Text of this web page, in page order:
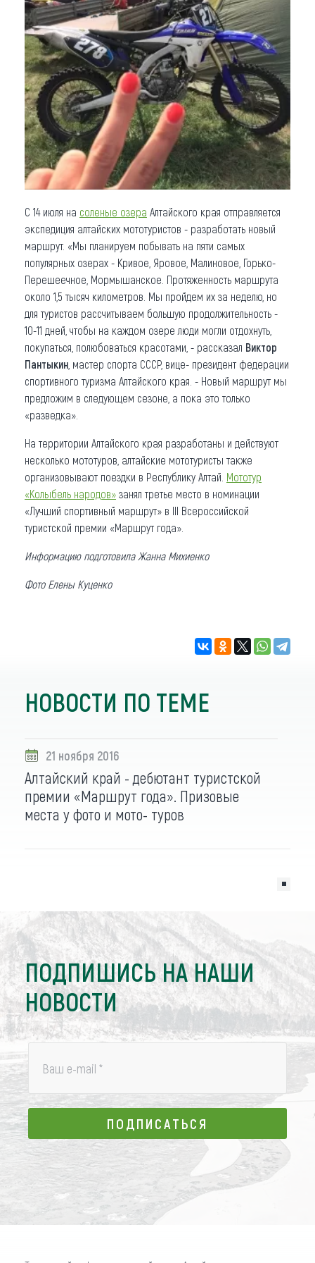
Что привезти (сувениры)
О регионе
Коллекция впечатлений
Другие рубрики
С 14 июля на соленые озера Алтайского края отправляется
экспедиция алтайских мототуристов - разработать новый
маршрут. «Мы планируем побывать на пяти самых
популярных озерах - Кривое, Яровое, Малиновое, Горько-
Перешеечное, Мормышанское. Протяженность маршрута
около 1,5 тысяч километров. Мы пройдем их за неделю, но
для туристов рассчитываем большую продолжительность -
10-11 дней, чтобы на каждом озере люди могли отдохнуть,
покупаться, полюбоваться красотами, - рассказал Виктор
Пантыкин , мастер спорта СССР, вице- президент федерации
спортивного туризма Алтайского края. - Новый маршрут мы
предложим в следующем сезоне, а пока это только
«разведка».
На территории Алтайского края разработаны и действуют
несколько мототуров, алтайские мототуристы также
организовывают поездки в Республику Алтай. Мототур
«Колыбель народов» занял третье место в номинации
«Лучший спортивный маршрут» в III Всероссийской
туристской премии «Маршрут года».
Информацию подготовила Жанна Михиенко
Фото Елены Куценко
НОВОСТИ ПО ТЕМЕ
21 ноября 2016
Алтайский край - дебютант туристской
премии «Маршрут года». Призовые
места у фото и мото- туров
ПОДПИШИСЬ НА НАШИ
НОВОСТИ
Ваш e-mail *
ПОДПИСАТЬСЯ
ПОДПИСАТЬСЯ